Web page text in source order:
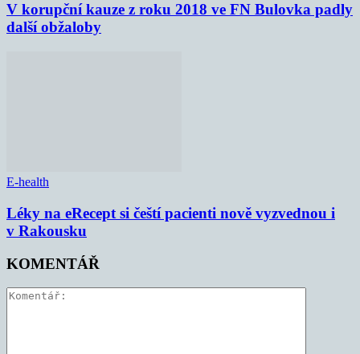
V korupční kauze z roku 2018 ve FN Bulovka padly
další obžaloby
E-health
Léky na eRecept si čeští pacienti nově vyzvednou i
v Rakousku
KOMENTÁŘ